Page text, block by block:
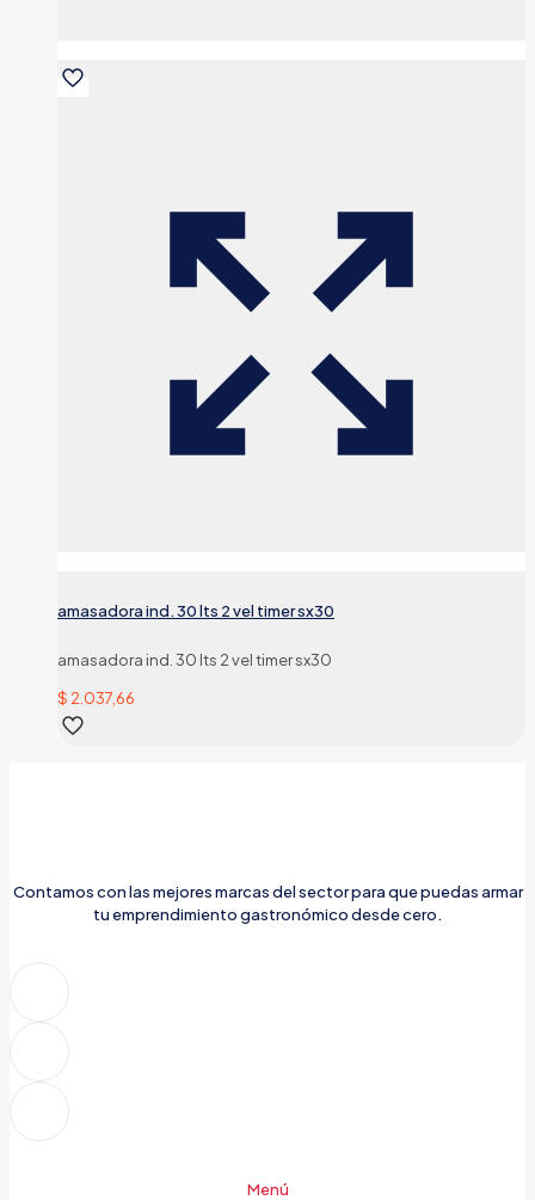
amasadora ind. 30 lts 2 vel timer sx30
amasadora ind. 30 lts 2 vel timer sx30
$ 2.037,66
Contamos con las mejores marcas del sector para que puedas armar
tu emprendimiento gastronómico desde cero.
Menú